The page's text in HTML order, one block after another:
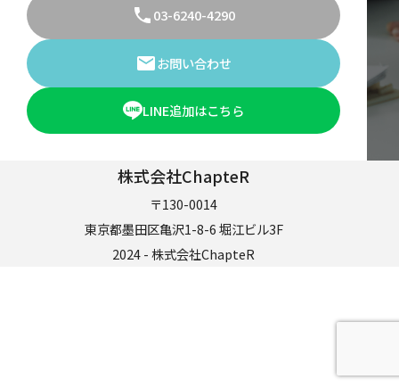
03-6240-4290
お問い合わせ
LINE追加はこちら
株式会社ChapteR
〒130-0014
東京都墨田区亀沢1-8-6 堀江ビル3F
2024 - 株式会社ChapteR